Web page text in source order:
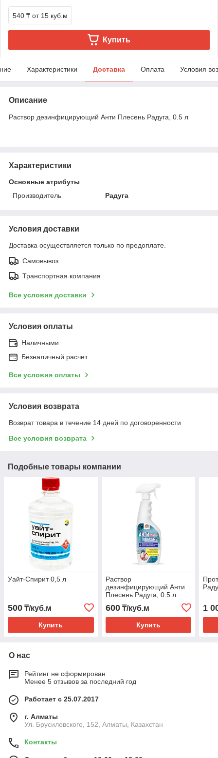
540 ₸ от 15 куб.м
Купить
Характеристики Доставка Оплата Условия
Описание
Раствор дезинфицирующий Анти Плесень Радуга, 0.5 л
Характеристики
Основные атрибуты
Производитель
Радуга
Условия доставки
Доставка осуществляется только по предоплате.
Самовывоз
Транспортная компания
Все условия доставки
Условия оплаты
Наличными
Безналичный расчет
Все условия оплаты
Условия возврата
Возврат товара в течение 14 дней по договоренности
Все условия возврата
Подобные товары компании
Уайт-Спирит 0,5 л
500 ₸/куб.м
Купить
Раствор
дезинфицирующий Анти
Плесень Радуга, 0.5 л
600₸/куб.м
Купить
1
О нас
Рейтинг не сформирован
Менее 5 отзывов за последний год
Работает с 25.07.2017
г. Алматы
Ул. Брусиловского, 152, Алматы, Казахстан
Контакты